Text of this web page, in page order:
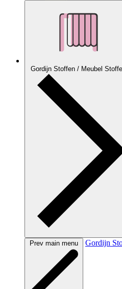
Gordijn Stoffen / Meubel
Prev main menu Gordijn